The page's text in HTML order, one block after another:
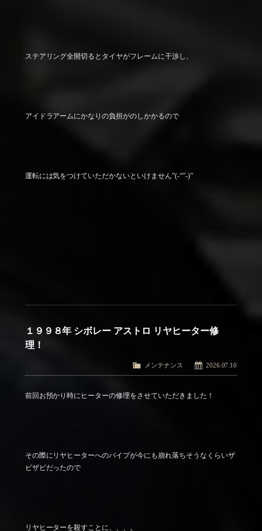
ステアリング全開切るとタイヤがフレームに干渉し、
アイドラアームにかなりの負担がのしかかるので
運転には気をつけていただかないといけません”(-“”-)”
１９９８年 シボレー アストロ リヤヒーター修
理！
2026.07.10
メンテナンス
前回お預かり時にヒーターの修理をさせていただきました！
その際にリヤヒーターへのパイプが今にも崩れ落ちそうなくらいザ
ビザビだったので
リヤヒーターを殺すことに、、、。